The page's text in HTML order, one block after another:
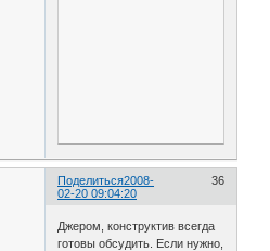
Поделиться 36
2008-
02-20 09:04:20
Джером, конструктив всегда
готовы обсудить. Если нужно,